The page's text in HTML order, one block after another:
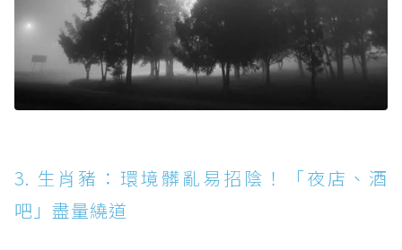
3. 生肖豬：環境髒亂易招陰！「夜店、酒
吧」盡量繞道